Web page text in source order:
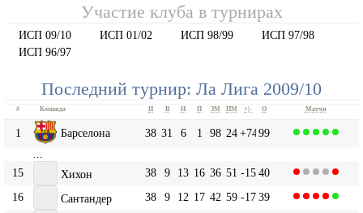
Участие клуба в турнирах
ИСП 09/10 ИСП 01/02 ИСП 98/99
ИСП 97/98
ИСП 96/97
Последний турнир: Ла Лига 2009/10
# Команда И В Н П ЗМ ПМ +|- О Матчи
1 Барселона 38 31 6 1 98 24+7499
15
Хихон 38 9 13 16 36 51 -15 40
16
Сантандер 38 9 12 17 42 59 -17 39